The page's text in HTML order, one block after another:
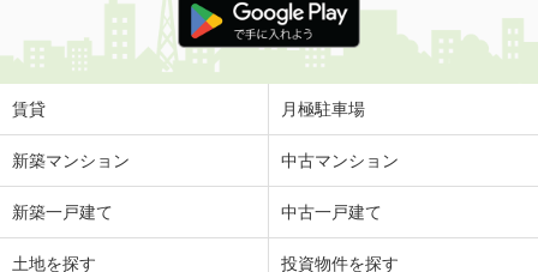
賃貸 月極駐車場
新築マンション 中古マンション
新築一戸建て 中古一戸建て
土地を探す 投資物件を探す